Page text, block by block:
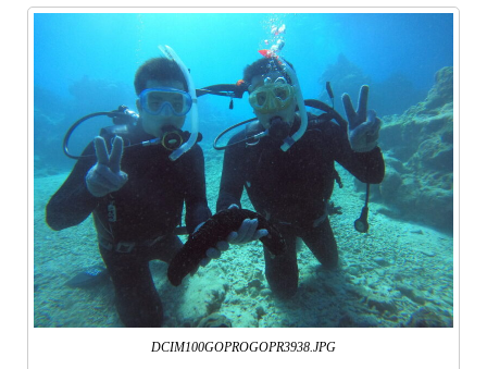
DCIM100GOPROGOPR3938.JPG